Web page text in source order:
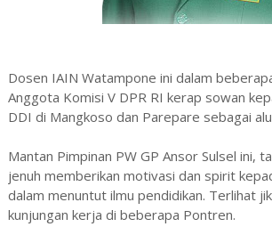
Dosen IAIN Watampone ini dalam
Anggota Komisi V DPR RI kerap sowan
DDI di Mangkoso dan Parepare sebagai
Mantan Pimpinan PW GP Ansor Sulsel ini,
jenuh memberikan motivasi dan spirit
dalam menuntut ilmu pendidikan. Terlihat
kunjungan kerja di beberapa Pontren.